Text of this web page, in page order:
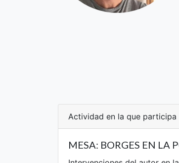
Actividad en la que participa
MESA: BORGES EN LA